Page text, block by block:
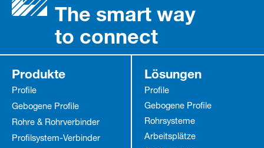
The smart way
to connect
Produkte
Profile
Gebogene Profile
Rohre & Rohrverbinder
Profilsystem-Verbinder
Lösungen
Profile
Gebogene Profile
Rohrsysteme
Arbeitsplätze